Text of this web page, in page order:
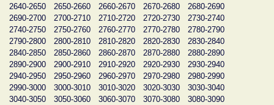
2640-2650
2650-2660 2660-2670 2670-2680
2680-2690
2690-2700
2700-2710 2710-2720 2720-2730
2730-2740
2740-2750
2750-2760 2760-2770 2770-2780
2780-2790
2790-2800
2800-2810 2810-2820 2820-2830
2830-2840
2840-2850
2850-2860 2860-2870 2870-2880
2880-2890
2890-2900
2900-2910 2910-2920 2920-2930
2930-2940
2940-2950
2950-2960 2960-2970 2970-2980
2980-2990
2990-3000
3000-3010 3010-3020 3020-3030
3030-3040
3040-3050
3050-3060 3060-3070 3070-3080
3080-3090